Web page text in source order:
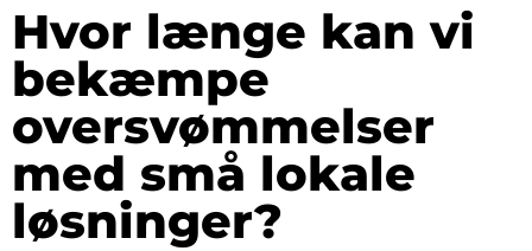
Hvor længe kan vi
bekæmpe
oversvømmelser
med små lokale
løsninger?